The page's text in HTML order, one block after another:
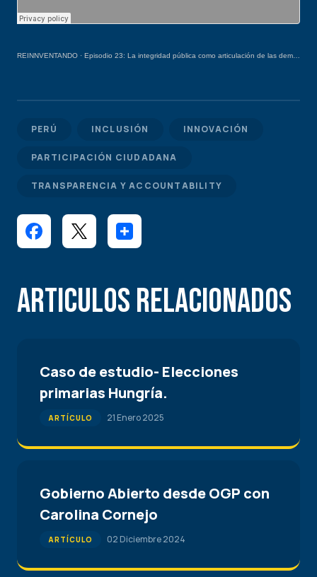
REINNVENTANDO · Episodio 23: La integridad pública como articulación de las democracias
PERÚ INCLUSIÓN INNOVACIÓN
PARTICIPACIÓN CIUDADANA
TRANSPARENCIA Y ACCOUNTABILITY
Articulos Relacionados
Caso de estudio- Elecciones
primarias Hungría.
ARTÍCULO 21 Enero 2025
Gobierno Abierto desde OGP con
Carolina Cornejo
ARTÍCULO 02 Diciembre 2024